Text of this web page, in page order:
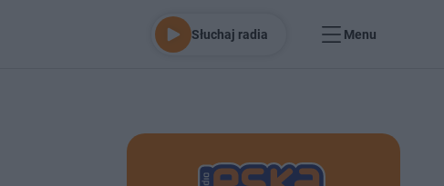
Słuchaj radia Menu